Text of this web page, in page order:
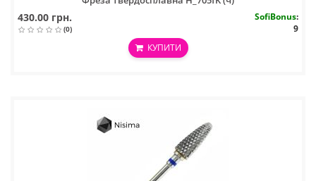
430.00 грн.
(0)
SofiBonus:
9
КУПИТИ